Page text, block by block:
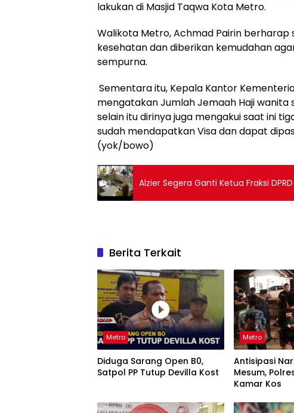
lakukan di Masjid Taqwa Kota Metro.
Walikota Metro, Achmad Pairin berharap
kesehatan dan diberikan kemudahan
sempurna.
Sementara itu, Kepala Kantor
mengatakan Jumlah Jemaah Haji
selain itu dirinya juga mengakui saat ini
sudah mendapatkan Visa dan dapat
(yok/bowo)
Alzier Segera Ganti Ketua Fraksi
Berita Terkait
Metro
Diduga Sarang Open B0,
Satpol PP Tutup Devilla Kost
Metro
Antisipasi
Mesum,
Kamar Kos